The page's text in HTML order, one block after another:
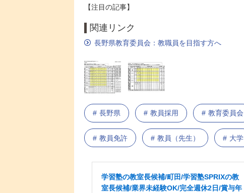
【注目の記事】
関連リンク
長野県教育委員会：教職員を目指す方へ
長野県 教員採用 教育委員会
教員免許 教員（先生） 大学
学習塾の教室長候補/町田/学習塾SPRIXの教
室長候補/業界未経験OK/完全週休2日/賞与年